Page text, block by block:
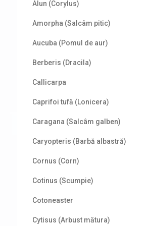
Alun (Corylus)
Amorpha (Salcâm pitic)
Aucuba (Pomul de aur)
Berberis (Dracila)
Callicarpa
Caprifoi tufă (Lonicera)
Caragana (Salcâm galben)
Caryopteris (Barbă albastră)
Cornus (Corn)
Cotinus (Scumpie)
Cotoneaster
Cytisus (Arbust mătura)